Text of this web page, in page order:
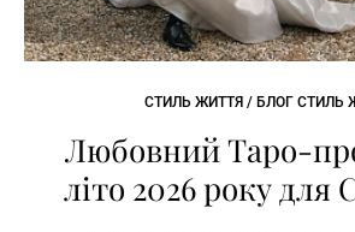
СТИЛЬ ЖИТТЯ / БЛОГ СТИЛЬ
Любовний Таро-
літо 2026 року для